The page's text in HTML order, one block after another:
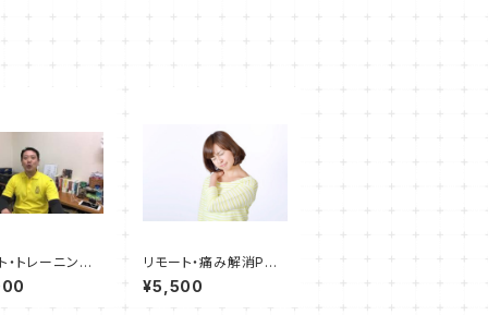
・トレーニングP
ダードコース》
50～60分
リモート・痛み解消PT
所要時間20～30分
¥5,500